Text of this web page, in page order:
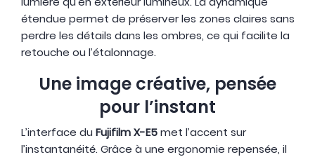
étendue permet de préserver les zones claires sans
perdre les détails dans les ombres, ce qui facilite la
retouche ou l’étalonnage.
Une image créative, pensée
pour l’instant
L’interface du Fujifilm X-E5met l’accent sur
l’instantanéité. Grâce à une ergonomie repensée, il